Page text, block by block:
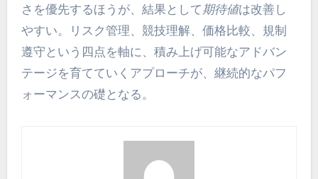
さを優先するほうが、結果として期待値は改善し
やすい。リスク管理、競技理解、価格比較、規制
遵守という四点を軸に、積み上げ可能なアドバン
テージを育てていくアプローチが、継続的なパフ
ォーマンスの礎となる。